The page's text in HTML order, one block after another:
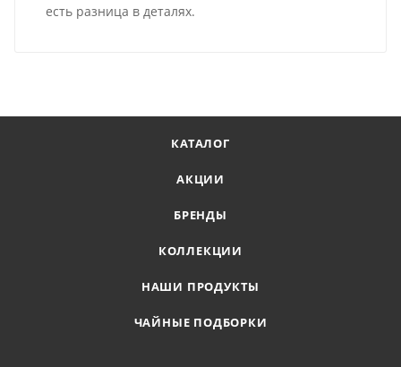
есть разница в деталях.
КАТАЛОГ
АКЦИИ
БРЕНДЫ
КОЛЛЕКЦИИ
НАШИ ПРОДУКТЫ
ЧАЙНЫЕ ПОДБОРКИ